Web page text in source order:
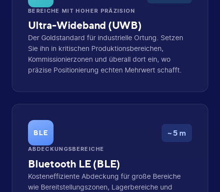
BEREICHE MIT HOHER PRÄZISION
Ultra-Wideband (UWB)
Der Goldstandard für industrielle Ortung. Setzen
Sie ihn in kritischen Produktionsbereichen,
Kommissionierzonen und überall dort ein, wo
präzise Positionierung echten Mehrwert schafft.
BLE ~ 5 m
ABDECKUNGSBEREICHE
Bluetooth LE (BLE)
Kosteneffiziente Abdeckung für große Bereiche
wie Bereitstellungszonen, Lagerbereiche und